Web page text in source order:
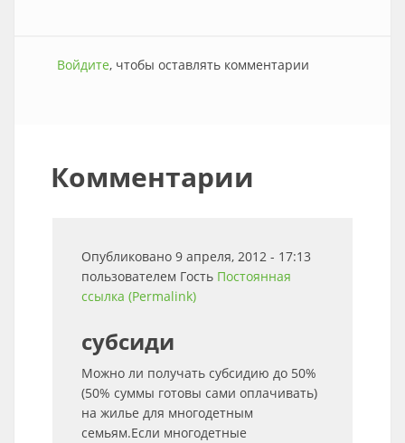
Войдите, чтобы оставлять комментарии
Комментарии
Опубликовано 9 апреля, 2012 - 17:13
пользователем Гость Постоянная
ссылка (Permalink)
субсиди
Можно ли получать субсидию до 50%
(50% суммы готовы сами оплачивать)
на жилье для многодетным
семьям.Если многодетные